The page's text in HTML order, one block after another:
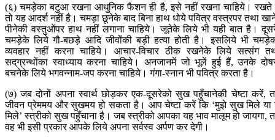
(६) चमड़ेका बटुआ रखना आधुनिक फैशन ही है, इसे नहीं रखना चाहिये। रखते
तो यह आदर्श नहीं है। चमड़ा छूनेके बाद बिना हाथ धोये पवित्र वस्त्रपर तथा
पीनेकी वस्तुओंपर हाथ नहीं लगाना चाहिये। जूतेके लिये भी यही बात है।
चमड़ेके लिये गौ-बछड़े आदि जीवोंकी बड़ी हत्या होती है। इसलिये भी
व्यवहार नहीं करना चाहिये। आचार-विचार ठीक रखनेके लिये सत्संग
सद‍्ग्रन्थोंका स्वाध्याय करना चाहिये। अनजानमें जो भूलें हुई हैं, उनके
बचनेके लिये भगवन्नाम-जप करना चाहिये। गंगा-स्नान भी पवित्र करता है।
(७) जब दोनों अपना स्वार्थ छोड़कर एक-दूसरेको सुख पहुँचानेकी चेष्टा करें,
जीवन प्रेममय और सुखमय हो सकता है। आप चेष्टा करें कि ‘मुझे सुख मिले या
मिले’ स्त्रीको सुख पहुँचाना है। जब स्त्रीको आपका यह भाव मालूम हो जायगा,
वह भी इसी प्रकार आपके लिये अपना सर्वस्व अर्पण कर देगी।